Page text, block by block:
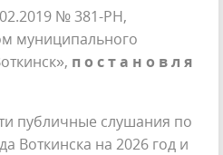
№ 381-РН,
муниципального
п о с т а н о в л я
публичные слушания по
Воткинска на 2026 год и